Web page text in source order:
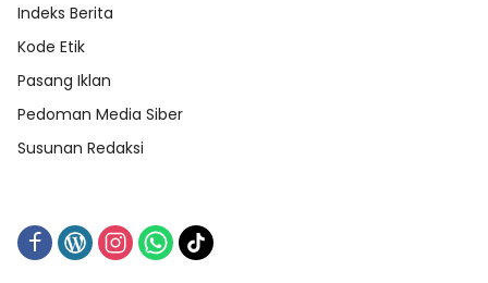
Indeks Berita
Kode Etik
Pasang Iklan
Pedoman Media Siber
Susunan Redaksi